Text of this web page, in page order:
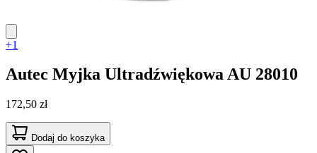
+1
Autec Myjka Ultradźwiękowa AU 28010
172,50 zł
Dodaj do koszyka